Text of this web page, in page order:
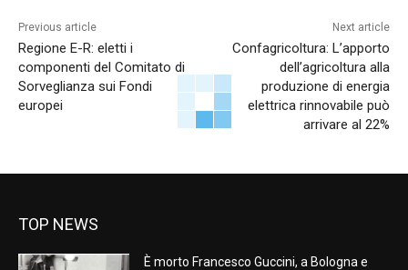
Previous article
Regione E-R: eletti i
componenti del Comitato di
Sorveglianza sui Fondi
europei
Next article
Confagricoltura: L’apporto
dell’agricoltura alla
produzione di energia
elettrica rinnovabile può
arrivare al 22%
TOP NEWS
È morto Francesco Guccini, a Bologna e